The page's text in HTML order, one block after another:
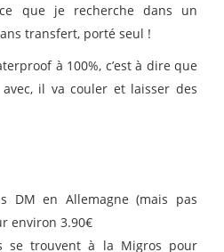
que je recherche dans un
transfert, porté seul !
à 100%, c’est à dire que
il va couler et laisser des
DM en Allemagne (mais pas
environ 3.90€
se trouvent à la Migros pour